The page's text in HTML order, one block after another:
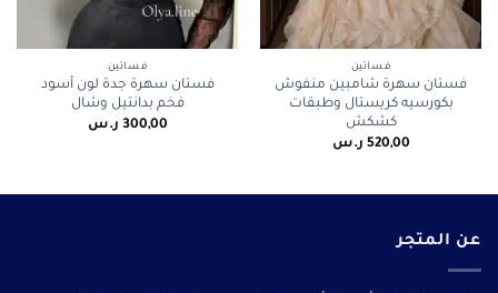
فساتين
فستان سهرة شامبين منفوش
بكورسيه كريستال وطبقات
كشكش
520,00 ر.س
فساتين
فستان سهرة جدة لون أسود
فخم بدانتيل وشال
300,00 ر.س
عن المتجر